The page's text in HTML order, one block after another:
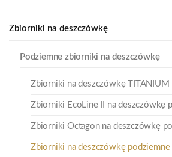
Zbiorniki na deszczówkę
Podziemne zbiorniki na deszczówkę
Zbiorniki na deszczówkę TITANIUM
Zbiorniki EcoLine II na deszczówkę
Zbiorniki Octagon na deszczówkę
Zbiorniki na deszczówkę podziemne